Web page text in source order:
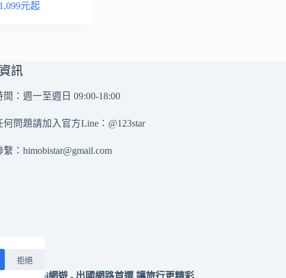
拒絕
1,099元起
訊
間：週一至週日 09:00-18:00
何問題請加入官方Line： @123star
繫：himobistar@gmail.com
momobi網遊 - 出國網路首選 讓旅行更精彩